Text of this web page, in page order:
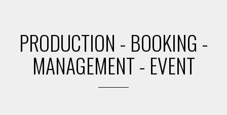
PRODUCTION - BOOKING -
MANAGEMENT - EVENT